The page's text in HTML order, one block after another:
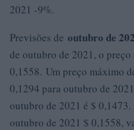
2021 -9%.
Previsões de outubro de
de outubro de 2021, o preço
0,1558. Um preço máximo
0,1294 para outubro de
outubro de 2021 é $
outubro de 2021 $ 0,1558,